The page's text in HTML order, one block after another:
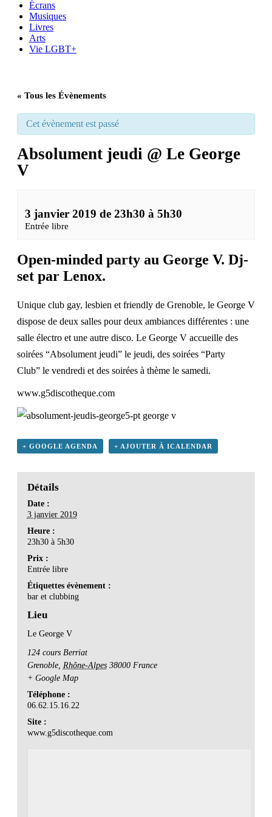
Écrans
Musiques
Livres
Arts
Vie LGBT+
« Tous les Évènements
Cet évènement est passé
Absolument jeudi @ Le George
V
3 janvier 2019 de 23h30 à 5h30
Entrée libre
Open-minded party au George V. Dj-
set par Lenox.
Unique club gay, lesbien et friendly de Grenoble, le George V
dispose de deux salles pour deux ambiances différentes : une
salle électro et une autre disco. Le George V accueille des
soirées “Absolument jeudi” le jeudi, des soirées “Party
Club” le vendredi et des soirées à thème le samedi.
www.g5discotheque.com
+ GOOGLE AGENDA + AJOUTER À ICALENDAR
Détails
Date :
3 janvier 2019
Heure :
23h30 à 5h30
Prix :
Entrée libre
Étiquettes évènement :
bar et clubbing
Lieu
Le George V
124 cours Berriat
Grenoble, Rhône-Alpes 38000 France
+ Google Map
Téléphone :
06.62.15.16.22
Site :
www.g5discotheque.com